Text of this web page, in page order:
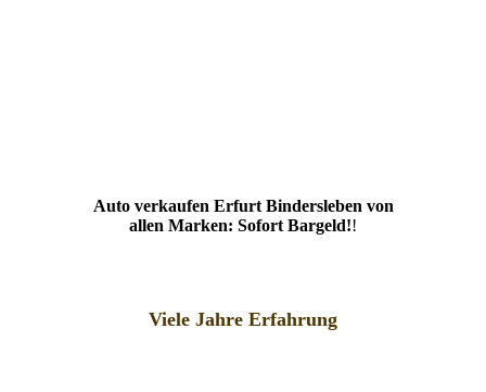
Auto verkaufen Erfurt Bindersleben von
allen Marken: Sofort Bargeld!!
Viele Jahre Erfahrung